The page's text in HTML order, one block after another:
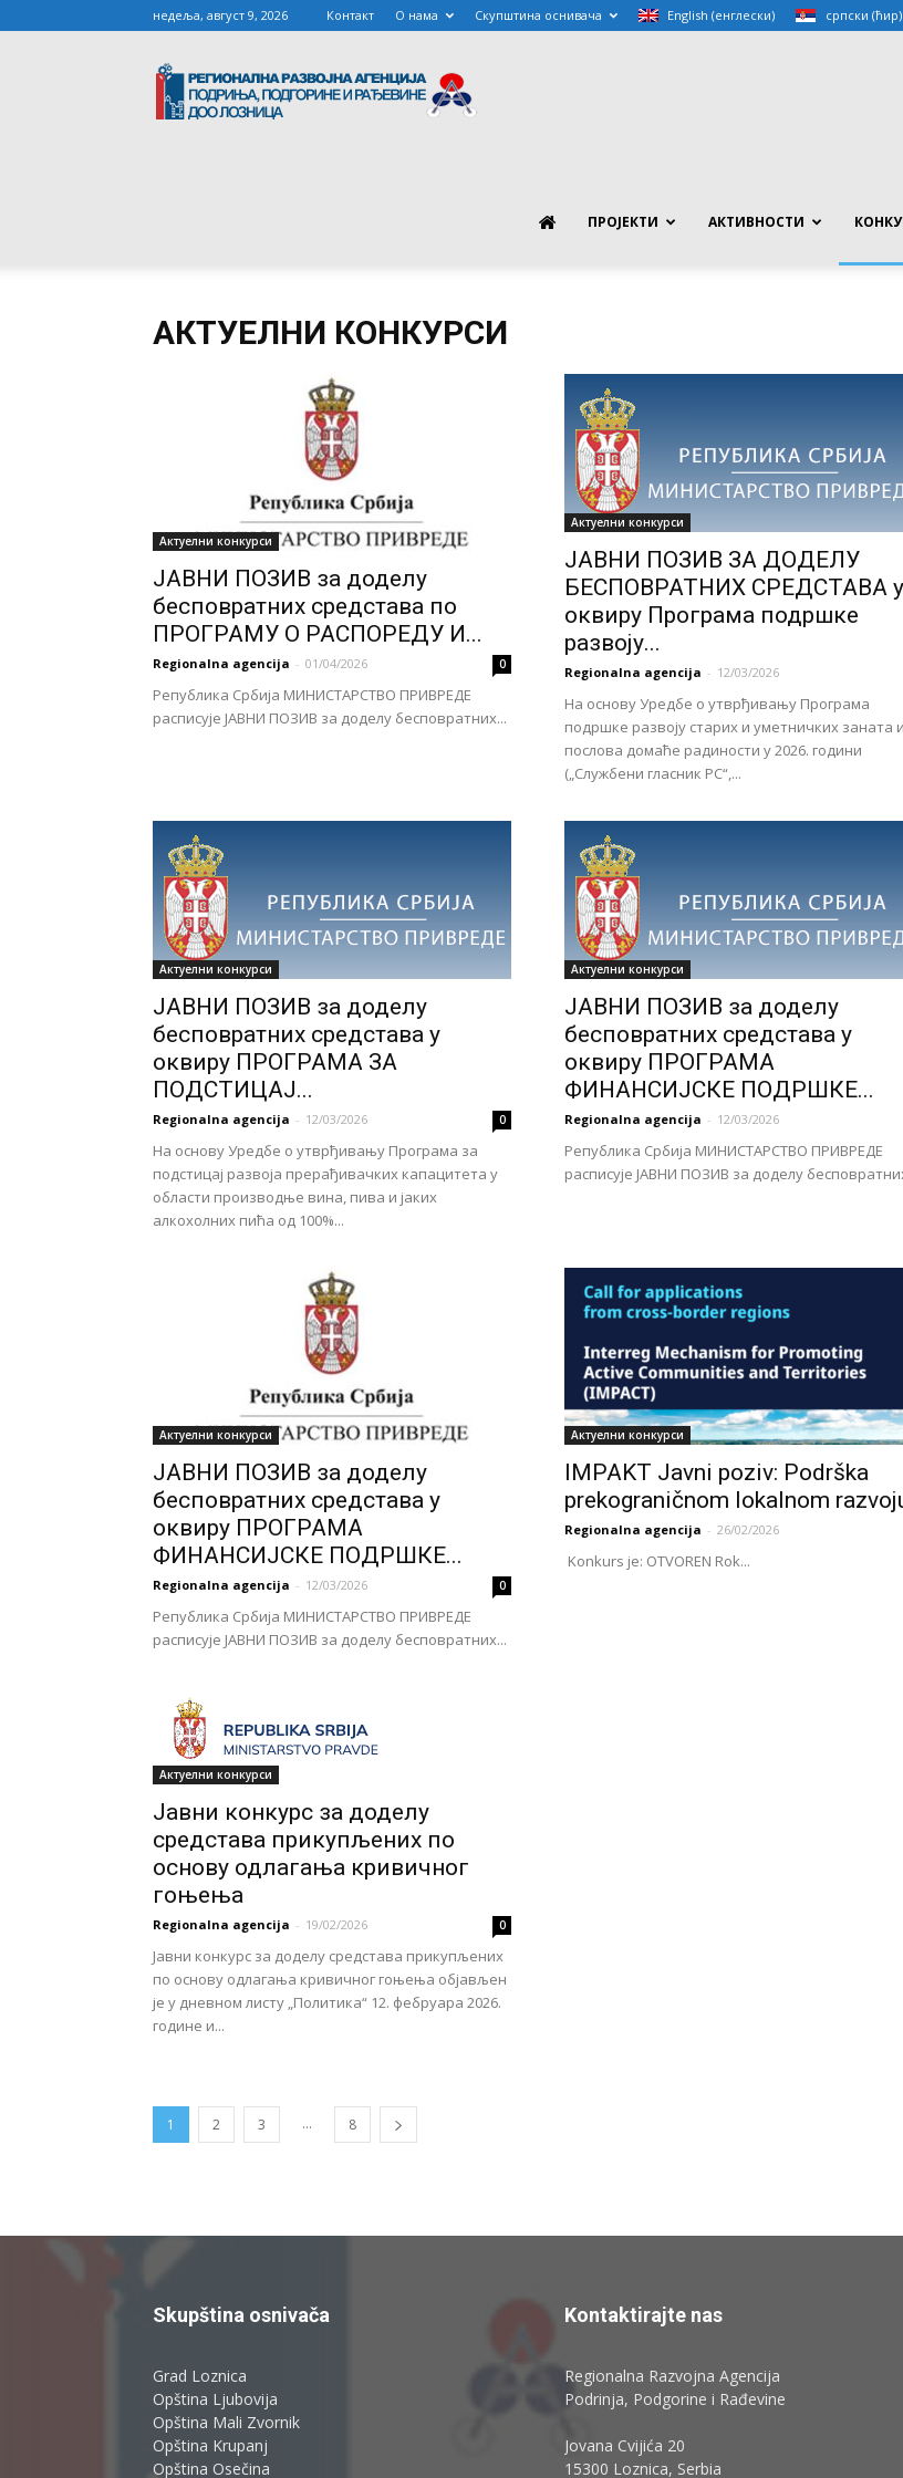
недеља, август 9, 2026 Контакт О нама Скупштина оснивача English (енглески) српски (ћир)
AGENCIJA
PODGORINE
ПРОЈЕКТИ АКТИВНОСТИ
АКТУЕЛНИ КОНКУРСИ
Актуелни конкурси
ЈАВНИ ПОЗИВ за доделу
бесповратних средстава по
ПРОГРАМУ О РАСПОРЕДУ И...
Regionalna agencija - 01/04/2026 0
Република Србија МИНИСТАРСТВО ПРИВРЕДЕ
расписује ЈАВНИ ПОЗИВ за доделу бесповратних...
Актуелни конкурси
ЈАВНИ ПОЗИВ ЗА ДОДЕЛУ
БЕСПОВРАТНИХ СРЕДСТАВА у
оквиру Програма подршке
развоју...
Regionalna agencija - 12/03/2026
На основу Уредбе о утврђивању Програма
подршке развоју старих и уметничких заната и
послова домаће радиности у 2026. години
(„Службени гласник РС“,...
Актуелни конкурси
ЈАВНИ ПОЗИВ за доделу
бесповратних средстава у
оквиру ПРОГРАМА ЗА
ПОДСТИЦАЈ...
Regionalna agencija - 12/03/2026 0
На основу Уредбе о утврђивању Програма за
подстицај развоја прерађивачких капацитета у
области производње вина, пива и јаких
алкохолних пића од 100%...
Актуелни конкурси
ЈАВНИ ПОЗИВ за доделу
бесповратних средстава у
оквиру ПРОГРАМА
ФИНАНСИЈСКЕ ПОДРШКЕ...
Regionalna agencija - 12/03/2026
Република Србија МИНИСТАРСТВО ПРИВРЕДЕ
расписује ЈАВНИ ПОЗИВ за доделу
Актуелни конкурси
ЈАВНИ ПОЗИВ за доделу
бесповратних средстава у
оквиру ПРОГРАМА
ФИНАНСИЈСКЕ ПОДРШКЕ...
Regionalna agencija - 12/03/2026 0
Република Србија МИНИСТАРСТВО ПРИВРЕДЕ
расписује ЈАВНИ ПОЗИВ за доделу бесповратних...
Актуелни конкурси
IMPAKT Javni poziv: Podrška
prekograničnom lokalnom
Regionalna agencija - 26/02/2026
Konkurs je: OTVOREN Rok...
Актуелни конкурси
Јавни конкурс за доделу
средстава прикупљених по
основу одлагања кривичног
гоњења
Regionalna agencija - 19/02/2026 0
Јавни конкурс за доделу средстава прикупљених
по основу одлагања кривичног гоњења објављен
је у дневном листу „Политика“ 12. фебруара 2026.
године и...
1 2 3 ... 8
Skupština osnivača
Grad Loznica
Opština Ljubovija
Opština Mali Zvornik
Opština Krupanj
Opština Osečina
Kontaktirajte nas
Regionalna Razvojna Agencija
Podrinja, Podgorine i Rađevine
Jovana Cvijića 20
15300 Loznica, Serbia